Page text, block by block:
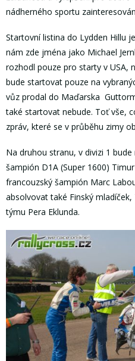
nádherného sportu
Startovní listina do Lydden Hillu
nám zde jména jako Michael
rozhodl pouze pro starty v USA,
bude startovat pouze na
vůz prodal do Maďarska
také startovat nebude. Toť vše,
zpráv, které se v průběhu zimy
Na druhou stranu, v divizi 1
šampión D1A (Super 1600)
francouzský šampión Marc
absolvovat také Finský
týmu Pera Eklunda.